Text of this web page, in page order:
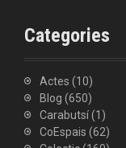
Categories
Actes (10)
Blog (650)
Carabutsí(1)
CoEspais (62)